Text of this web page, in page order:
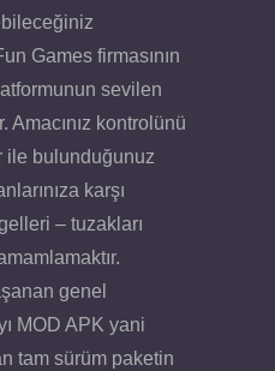
Games firmasının
sevilen
Amacınız kontrolünü
ile bulunduğunuz
karşı
– tuzakları
genel
MOD APK yani
tam sürüm paketin